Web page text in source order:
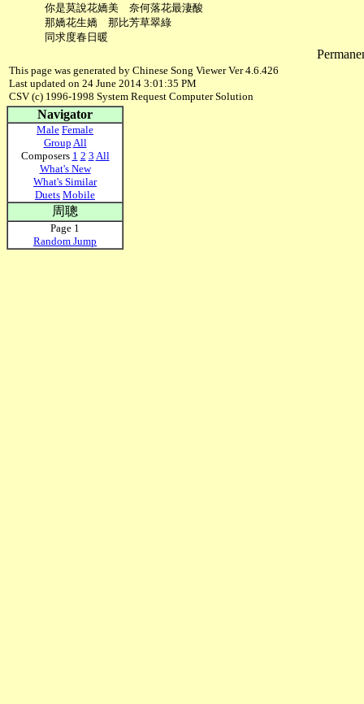
     你是莫說花嬌美　奈何落花最淒酸
     那嬌花生嬌　那比芳草翠綠
This page was generated by Chinese Song Viewer Ver 4.6.426
Last updated on 24 June 2014 3:01:35 PM
CSV (c) 1996-1998 System Request Computer Solution
Navigator
Male Female
Group All
Composers 1 2 3 All
What's New
What's Similar
Duets Mobile
周聰
Page 1
Random Jump